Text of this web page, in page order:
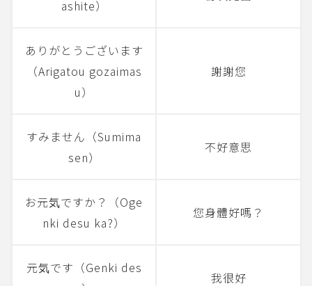
ashite）
ありがとうございます
（Arigatou gozaimas
u）
謝謝您
すみません（Sumima
sen）
不好意思
お元気ですか？（Oge
nki desu ka?）
您身體好嗎？
元気です（Genki des
我很好